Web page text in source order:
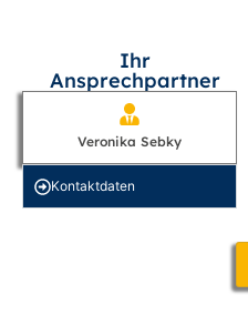
Ihr
Ansprechpartner
Veronika Sebky
Kontakt­daten